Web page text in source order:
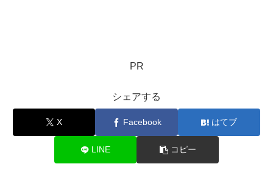
PR
シェアする
X Facebook はてブ
LINE コピー